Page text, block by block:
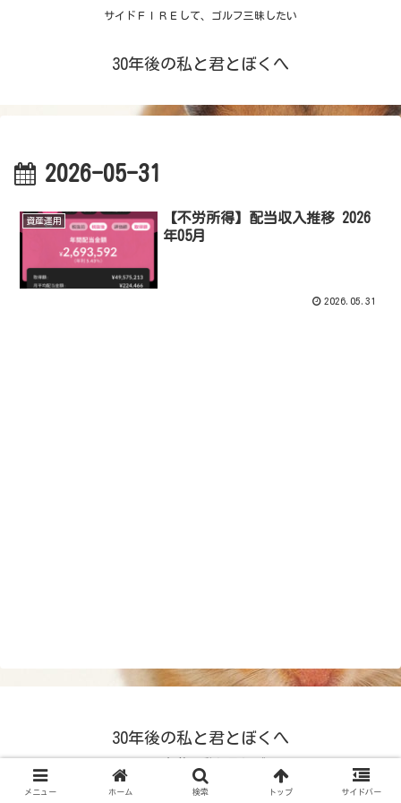
サイドＦＩＲＥして、ゴルフ三昧したい
30年後の私と君とぼくへ
2026-05-31
資産運用
【不労所得】配当収入推移 2026
年05月
2026.05.31
30年後の私と君とぼくへ
メニュー ホーム 検索 トップ サイドバー